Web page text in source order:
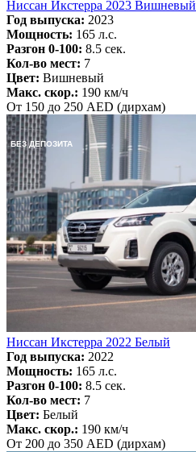
Ниссан Икстерра 2023 Вишневый
Год выпуска: 2023
Мощность: 165 л.с.
Разгон 0-100: 8.5 сек.
Кол-во мест: 7
Цвет: Вишневый
Макс. скор.: 190 км/ч
От 150 до 250 AED (дирхам)
БЕЗ ДЕПОЗИТА
Ниссан Икстерра 2022 Белый
Год выпуска: 2022
Мощность: 165 л.с.
Разгон 0-100: 8.5 сек.
Кол-во мест: 7
Цвет: Белый
Макс. скор.: 190 км/ч
От 200 до 350 AED (дирхам)